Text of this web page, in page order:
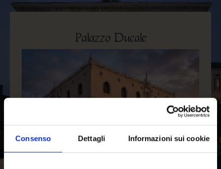
Consenso Dettagli Informazioni sui cookie
Palazzo Ducale
Ca’ Vendramin Calergi
Ca’ Noghera
Arsenale
Ca’ Pesaro